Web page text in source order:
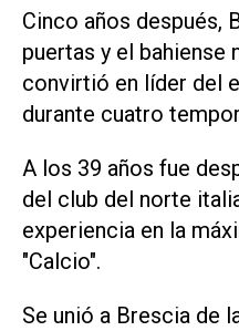
Cinco años después,
puertas y el bahiense
convirtió en líder del
durante cuatro
A los 39 años fue
del club del norte
experiencia en la
"Calcio".
Se unió a Brescia de